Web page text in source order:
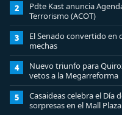
2
Pdte Kast anuncia
Terrorismo (ACOT)
3
El Senado convertido en
mechas
4
Nuevo triunfo para
vetos a la Megarreforma
5
Casaideas celebra el Día
sorpresas en el Mall